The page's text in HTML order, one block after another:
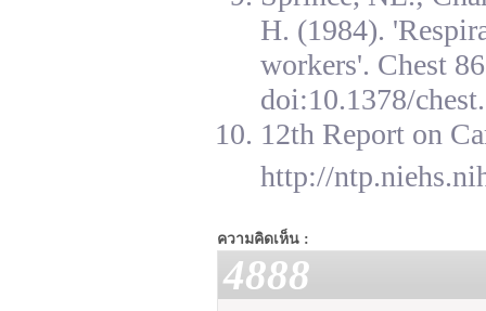
H. (1984).
workers'. Chest
doi:10.1378/
12th Report on
http://
ความคิดเห็น :
4888